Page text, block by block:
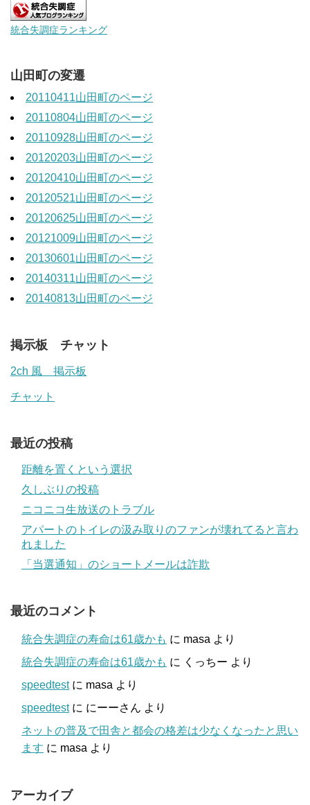
統合失調症ランキング
山田町の変遷
20110411山田町のページ
20110804山田町のページ
20110928山田町のページ
20120203山田町のページ
20120410山田町のページ
20120521山田町のページ
20120625山田町のページ
20121009山田町のページ
20130601山田町のページ
20140311山田町のページ
20140813山田町のページ
掲示板 チャット
2ch 風 掲示板
チャット
最近の投稿
距離を置くという選択
久しぶりの投稿
ニコニコ生放送のトラブル
アパートのトイレの汲み取りのファンが壊れてると言わ
れました
「当選通知」のショートメールは詐欺
最近のコメント
統合失調症の寿命は61歳かも に masa より
統合失調症の寿命は61歳かも に くっちー より
speedtestに masa より
speedtestに にーーさん より
ネットの普及で田舎と都会の格差は少なくなったと思い
ます に masa より
アーカイブ